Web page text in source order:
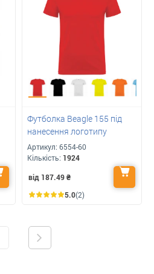
Футболка Beagle 155 під
нанесення логотипу
Артикул: 6554-60
Кількість: 1924
від 187.49₴
5.0(2)